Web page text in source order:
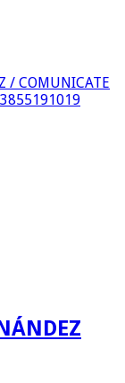
/ COMUNICATE